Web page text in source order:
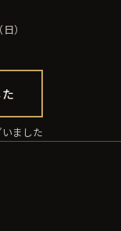
）
ました